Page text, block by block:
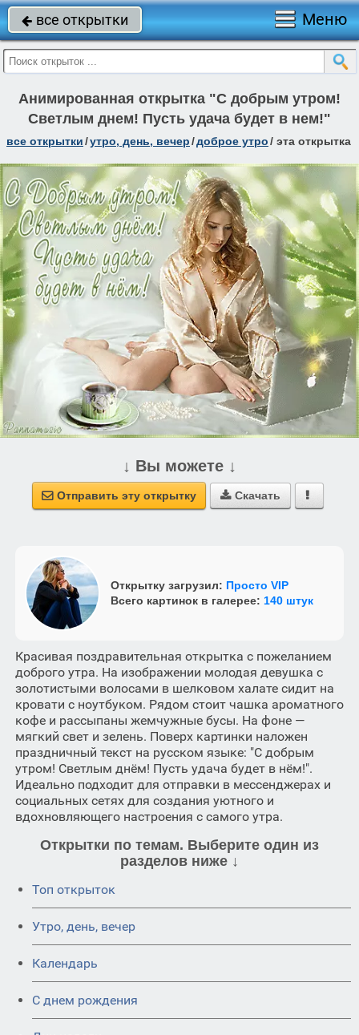
 все открытки Меню
Анимированная открытка "С добрым утром!
Светлым днем! Пусть удача будет в нем!"
все открытки/утро, день, вечер/доброе утро/ эта открытка
↓ Вы можете ↓
 Отправить эту открытку  Скачать 
Открытку загрузил: Просто VIP
Всего картинок в галерее: 140 штук
Красивая поздравительная открытка с пожеланием
доброго утра. На изображении молодая девушка с
золотистыми волосами в шелковом халате сидит на
кровати с ноутбуком. Рядом стоит чашка ароматного
кофе и рассыпаны жемчужные бусы. На фоне —
мягкий свет и зелень. Поверх картинки наложен
праздничный текст на русском языке: "С добрым
утром! Светлым днём! Пусть удача будет в нём!".
Идеально подходит для отправки в мессенджерах и
социальных сетях для создания уютного и
вдохновляющего настроения с самого утра.
Открытки по темам. Выберите один из
разделов ниже ↓
Топ открыток
Утро, день, вечер
Календарь
C днем рождения